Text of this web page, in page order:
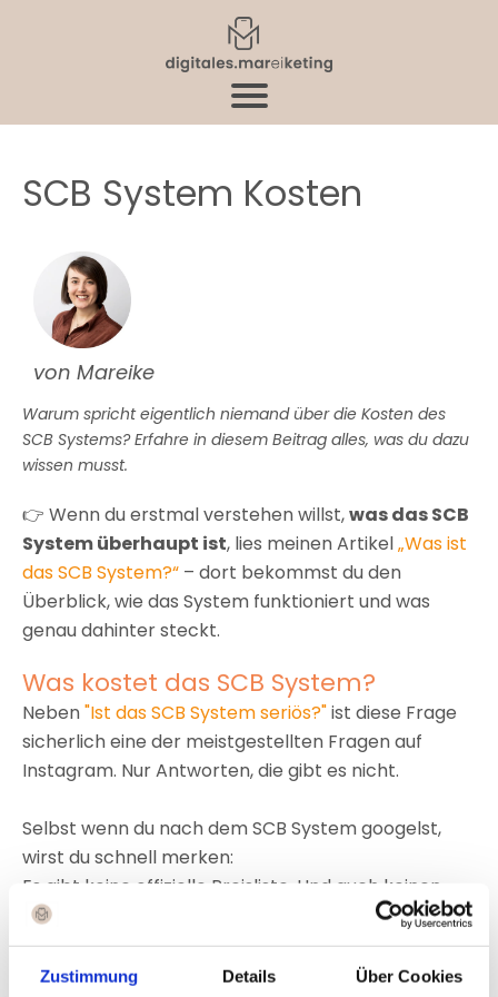
Zustimmung Details Über Cookies
SCB System Kosten
von Mareike
Warum spricht eigentlich niemand über die Kosten des
SCB Systems? Erfahre in diesem Beitrag alles, was du dazu
wissen musst.
👉 Wenn du erstmal verstehen willst,was das SCB
System überhaupt ist, lies meinen Artikel„Was ist
das SCB System?“ – dort bekommst du den
Überblick, wie das System funktioniert und was
genau dahinter steckt.
Was kostet das SCB System?
Neben"Ist das SCB System seriös?"ist diese Frage
sicherlich eine der meistgestellten Fragen auf
Instagram. Nur Antworten, die gibt es nicht.
Selbst wenn du nach dem SCB System googelst,
wirst du schnell merken:
Es gibt keine offizielle Preisliste. Und auch keinen
„jetzt für X Euro starten“-Button. Und das hat einen
guten Grund.